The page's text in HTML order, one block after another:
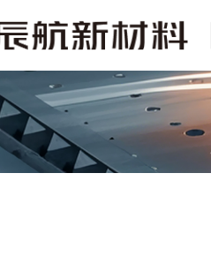
科研与创新
公益事业
异形板
包装物流
医院
荣誉证书
交通指南